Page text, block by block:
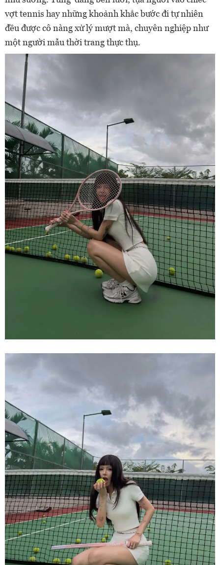
vợt tennis hay những khoảnh khắc bước đi tự nhiên
đều được cô nàng xử lý mượt mà, chuyên nghiệp như
một người mẫu thời trang thực thụ.